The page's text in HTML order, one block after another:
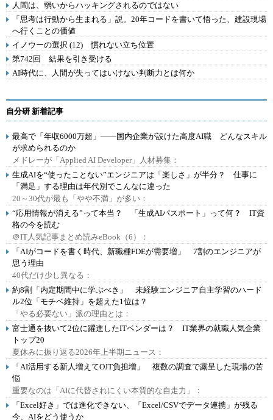
人間は、弱いからハッキングされるのではない
「思考は行動から生まれる」説。20年コードを書いて悟った、建設現場
へ行くことの価値
イノウーの選択 (12) 慣れない立ち位置
第742回 結果を引き受ける
AI時代に、人間が失ってはいけない判断力とは何か
自分研 新着記事
最高で「年収6000万超」――国内企業が設けた高度AI職 どんなスキル
が求められるのか
メドレーが「Applied AI Developer」人材募集：
生成AIを“使ったことない”エンジニアは「楽しさ」が半分？ 仕事に
「満足」する理由は年代別でこんなに違った
20～30代が最も「やや不満」が多い：
“応用情報が消える”って本当？ 「生成AIパスポート」って何？ IT資
格の今を読む
＠IT人気記事まとめ読みeBook（6）：
「AIがコードを書く時代、新職種FDEが需要増」 7割のエンジニアが
思う理由
40代だけ少し異なる：
約8割「内定期間中に学ぶべき」 未経験エンジニア自主学習のハード
ル2位「モチベ維持」を超えた1位は？
「やる必要ない」派の理由とは：
富士通を抜いて2位に躍進したITベンダーは？ IT業界の就職人気企業
トップ20
夏休みに振り返る2026年上半期ニュース：
「AI活用する新人増えてOJT負担増」 複数の調査で露呈した現場の苦
悩
重要なのは「AIに代替されにくい本質的な自走力」：
「Excel好き」では進化できない、「Excel/CSVでデータ連携」が残る
今、AIをどう使うか